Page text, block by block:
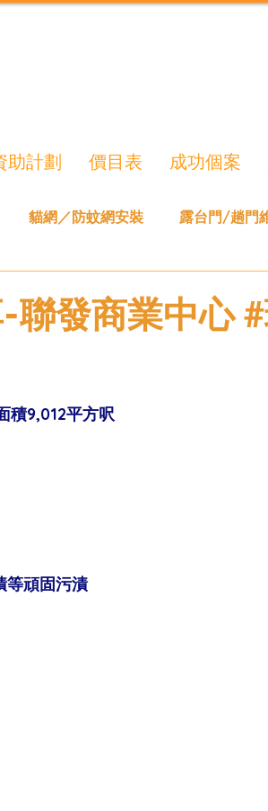
助計劃 價目表 成功個案
貓網／防蚊網安裝 露台門/趟門
聯發商業中心
積9,012平方呎
等頑固污漬